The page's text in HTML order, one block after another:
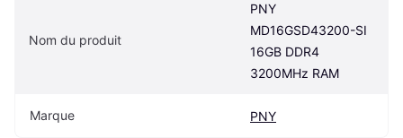
Nom du produit
PNY
MD16GSD43200-SI
16GB DDR4
3200MHz RAM
Marque PNY